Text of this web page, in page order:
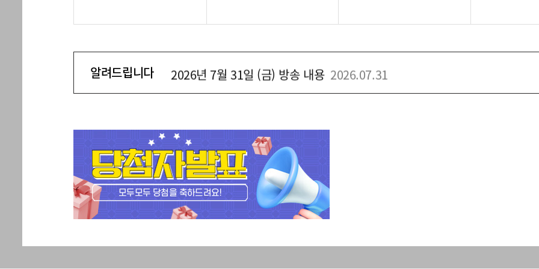
알려드립니다
2026년 8월 3일 (월) 방송 내용 2026.08.03
2026년 7월 31일 (금) 방송 내용 2026.07.31
2026년 7월 30일 (목) 방송 내용 2026.07.30